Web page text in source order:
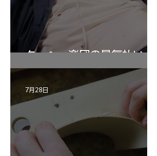
ターヘー楽団の暑気払い
7月28日